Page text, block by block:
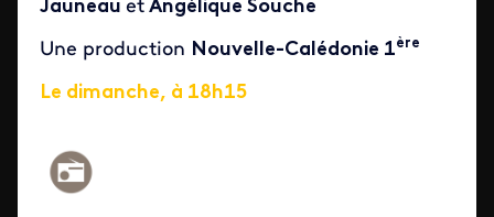
Jauneau et Angélique Souche
Une production Nouvelle-Calédonie 1ère
Le dimanche, à 18h15